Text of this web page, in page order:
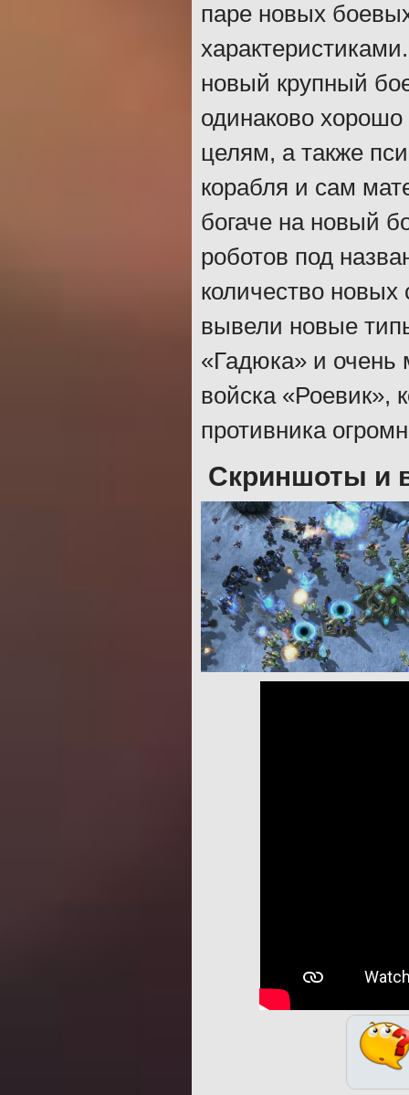
паре новых
новый крупный
одинаково
целям, а также
корабля и сам
богаче на новый
роботов под
количество новых
вывели новые
«Гадюка» и
войска «Роевик»,
противника
Скриншоты и